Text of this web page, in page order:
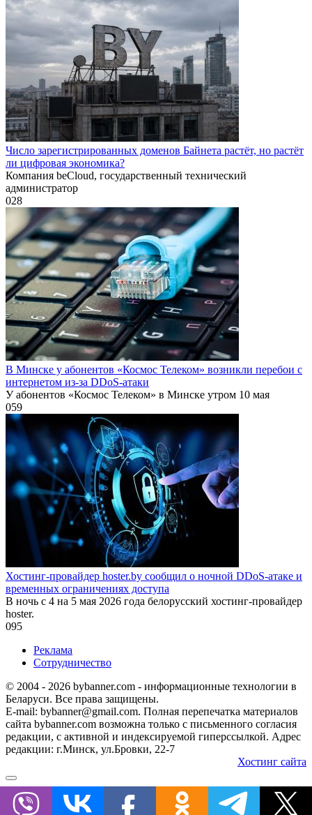
Число зарегистрированных доменов Байнета растёт, но растёт
ли цифровая экономика?
Компания beCloud, государственный технический
администратор
028
В Минске у абонентов «Космос Телеком» возникли перебои с
интернетом из-за DDoS-атаки
У абонентов «Космос Телеком» в Минске утром 10 мая
059
Хостинг-провайдер hoster.by сообщил о ночной DDoS-атаке и
временных ограничениях доступа
В ночь с 4 на 5 мая 2026 года белорусский хостинг-провайдер
hoster.
095
Реклама
Сотрудничество
© 2004 - 2026 bybanner.com - информационные технологии в
Беларуси. Все права защищены.
E-mail: bybanner@gmail.com. Полная перепечатка материалов
сайта bybanner.com возможна только с письменного согласия
редакции, с активной и индексируемой гиперссылкой. Адрес
редакции: г.Минск, ул.Бровки, 22-7
Хостинг сайта